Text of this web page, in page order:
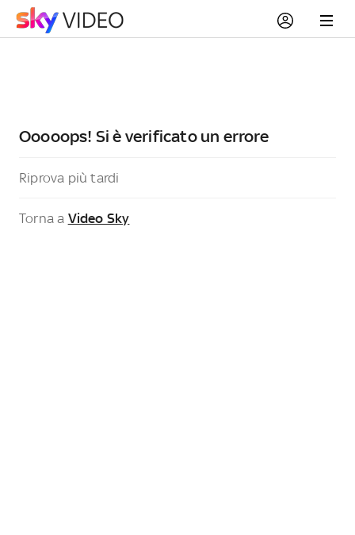
Ooooops! Si è verificato un errore
Riprova più tardi
Torna a Video Sky